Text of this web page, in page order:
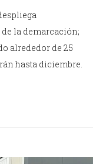
la demarcación;
alrededor de 25
hasta diciembre.